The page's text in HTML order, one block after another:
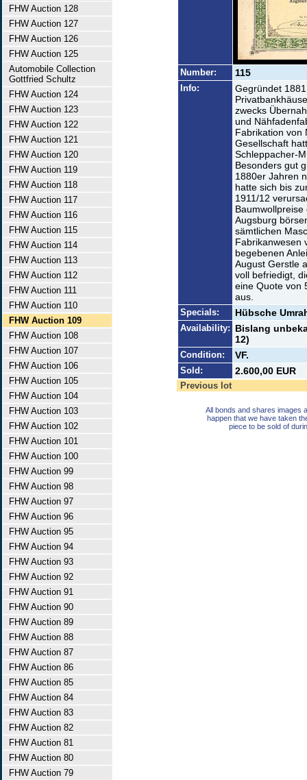
FHW Auction 128
FHW Auction 127
FHW Auction 126
FHW Auction 125
Automobile Collection
Gottfried Schultz
FHW Auction 124
FHW Auction 123
FHW Auction 122
FHW Auction 121
FHW Auction 120
FHW Auction 119
FHW Auction 118
FHW Auction 117
FHW Auction 116
FHW Auction 115
FHW Auction 114
FHW Auction 113
FHW Auction 112
FHW Auction 111
FHW Auction 110
FHW Auction 109
FHW Auction 108
FHW Auction 107
FHW Auction 106
FHW Auction 105
FHW Auction 104
FHW Auction 103
FHW Auction 102
FHW Auction 101
FHW Auction 100
FHW Auction 99
FHW Auction 98
FHW Auction 97
FHW Auction 96
FHW Auction 95
FHW Auction 94
FHW Auction 93
FHW Auction 92
FHW Auction 91
FHW Auction 90
FHW Auction 89
FHW Auction 88
FHW Auction 87
FHW Auction 86
FHW Auction 85
FHW Auction 84
FHW Auction 83
FHW Auction 82
FHW Auction 81
FHW Auction 80
FHW Auction 79
Number: 115
Info:
Gegründet
zwecks
und
Fabrikation von
Gesellschaft
Schleppacher-
Besonders gut
1880er Jahren
hatte sich bis
1911/12
Augsburg
sämtlichen
Fabrikanwesen
begebenen
August Gerstle
voll befriedigt,
eine Quote von
aus.
Specials: Hübsche
Availability: Bislang
12)
Condition: VF.
Sold: 2.600,00 EUR
Previous lot
All bonds and shares images
happen that we have taken
piece to be sold of